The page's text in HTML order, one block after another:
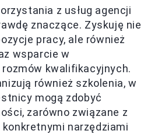
z usług agencji
znaczące. Zyskuję nie
pracy, ale również
wsparcie w
kwalifikacyjnych.
również szkolenia, w
mogą zdobyć
zarówno związane z
konkretnymi narzędziami